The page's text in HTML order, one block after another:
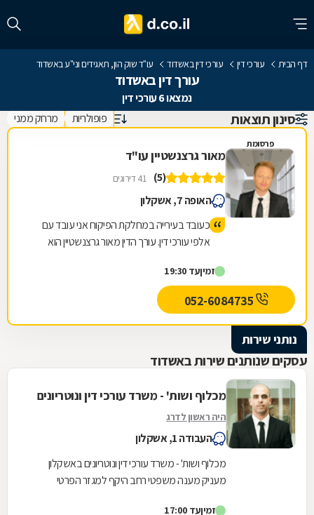
דף הבית עורכי דין עורכי דין באשדוד עו"ד שוק הון, תאגידים וני"ע באשדוד
עורך דין באשדוד
נמצאו 6 עורכי דין
סינון תוצאות פופולריות מרחק ממני
פרסומת
מאור גרצנשטיין עו"ד
(5) 41 דירוגים
האופה 7, אשקלון
כעובד בעירייה במחלקת הפיקוח אני עובד עם
אלפי עורכי דין. עורך הדין מאור גרצנשטיין הוא
ממליצה עליו ואני ממליץ עליו. תודה רבה!
זמיןעד 19:30
נותני שירות
עסקים שנותנים שירות באשדוד
מכלוף ושות' - משרד עורכי דין ונוטריונים
היה ראשון לדרג
העבודה 1, אשקלון
מכלוף ושות' - משרד עורכי דין ונוטריונים באשקלון
מעניק מענה משפטי רחב היקף למגזר הפרטי
זמיןעד 17:00